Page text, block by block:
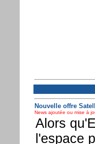
Nouvelle offre
News ajoutée ou mise à
Alors
l'espace